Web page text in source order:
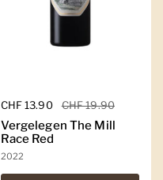
Regulärer Preis
CHF 13.90 Sale-Preis
CHF 19.90
Vergelegen The Mill
Race Red
2022